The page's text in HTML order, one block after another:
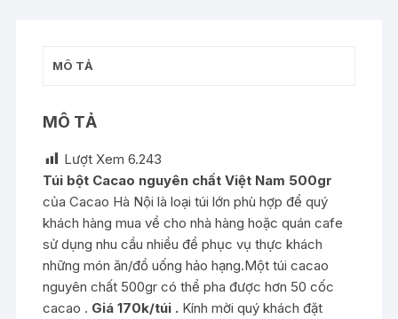
MÔ TẢ
MÔ TẢ
Lượt Xem 6.243
Túi bột Cacao nguyên chất Việt Nam 500gr
của Cacao Hà Nội là loại túi lớn phù hợp để quý
khách hàng mua về cho nhà hàng hoặc quán cafe
sử dụng nhu cầu nhiều để phục vụ thực khách
những món ăn/đồ uống hảo hạng.Một túi cacao
nguyên chất 500gr có thể pha được hơn 50 cốc
cacao . Giá 170k/túi . Kính mời quý khách đặt